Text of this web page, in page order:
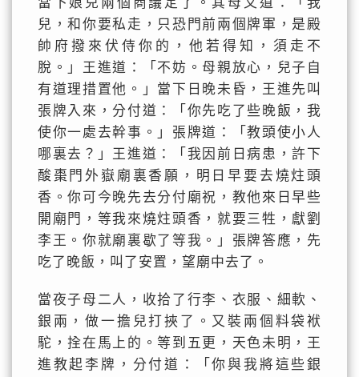
兒，和你要私走，只恐門前兩個牌軍，是殿
帥府撥來伏侍你的，他若得知，須走不
脫。」王進道：「不妨。母親放心，兒子自
有道理措置他。」當下日晚未昏，王進先叫
張牌入來，分付道：「你先吃了些晚飯，我
使你一處去幹事。」張牌道：「教頭使小人
哪裏去？」王進道：「我因前日病患，許下
酸棗門外嶽廟裏香願，明日早要去燒炷頭
香。你可今晚先去分付廟祝，教他來日早些
開廟門，等我來燒炷頭香，就要三牲，獻劉
李王。你就廟裏歇了等我。」張牌答應，先
吃了晚飯，叫了安置，望廟中去了。
當夜子母二人，收拾了行李、衣服、細軟、
銀兩，做一擔兒打挾了。又裝兩個料袋袱
駝，拴在馬上的。等到五更，天色未明，王
進教起李牌，分付道：「你與我將這些銀